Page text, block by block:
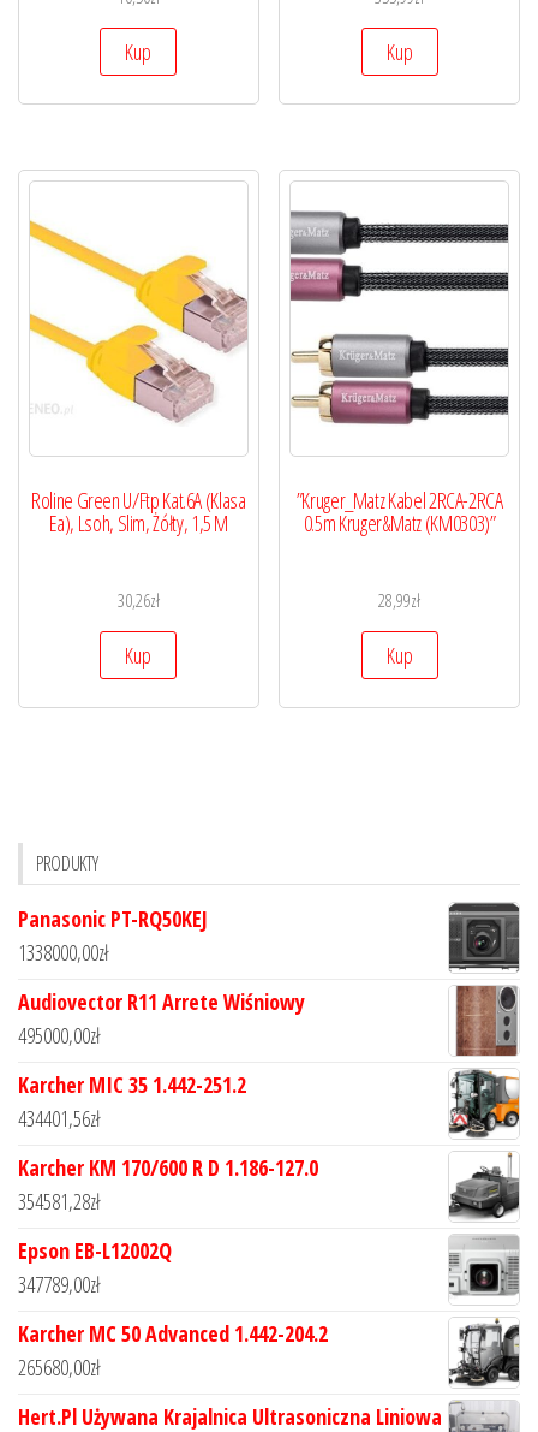
Kup Kup
Roline Green U/Ftp Kat.6A (Klasa
Ea), Lsoh, Slim, Żółty, 1,5 M
30,26zł
Kup
”Kruger_Matz Kabel 2RCA-2RCA
0.5m Kruger&Matz (KM0303)”
28,99zł
Kup
PRODUKTY
Panasonic PT-RQ50KEJ
1338000,00zł
Audiovector R11 Arrete Wiśniowy
495000,00zł
Karcher MIC 35 1.442-251.2
434401,56zł
Karcher KM 170/600 R D 1.186-127.0
354581,28zł
Epson EB-L12002Q
347789,00zł
Karcher MC 50 Advanced 1.442-204.2
265680,00zł
Hert.Pl Używana Krajalnica Ultrasoniczna Liniowa